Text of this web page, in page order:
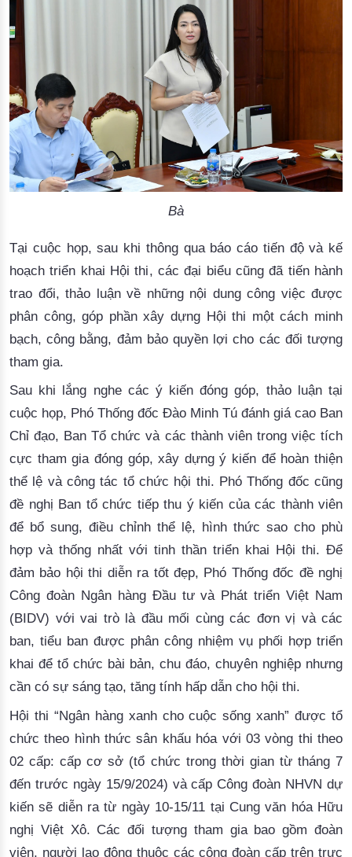
Bà
Tại cuộc họp, sau khi thông qua báo cáo tiến độ và kế
hoạch triển khai Hội thi, các đại biểu cũng đã
trao đổi, thảo luận về những nội dung công việc được
phân công, góp phần xây dựng Hội thi một cách minh
bạch, công bằng, đảm bảo quyền lợi cho các đối tượng
tham gia.
Sau khi lắng nghe các ý kiến đóng góp, thảo luận tại
cuộc họp, Phó Thống đốc Đào Minh Tú đánh giá cao Ban
Chỉ đạo, Ban Tổ chức và các thành viên trong việc tích
cực tham gia đóng góp, xây dựng ý kiến để hoàn thiện
thể lệ và công tác tổ chức hội thi. Phó Thống đốc cũng
đề nghị Ban tổ chức tiếp thu ý kiến của các thành viên
để bổ sung, điều chỉnh thể lệ, hình thức sao cho phù
hợp và thống nhất với tinh thần triển khai Hội thi. Để
Công đoàn Ngân hàng Đầu tư và Phát triển Việt Nam
(BIDV) với vai trò là đầu mối cùng các đơn vị và các
ban, tiểu ban được phân công nhiệm vụ phối hợp triển
khai để tổ chức bài bản, chu đáo, chuyên nghiệp nhưng
cần có sự sáng tạo, tăng tính hấp dẫn cho hội thi.
Hội thi “Ngân hàng xanh cho cuộc sống xanh” được tổ
chức theo hình thức sân khấu hóa với 03 vòng thi theo
02 cấp: cấp cơ sở (tổ chức trong thời gian từ tháng 7
đến trước ngày 15/9/2024) và cấp Công đoàn NHVN dự
kiến sẽ diễn ra từ ngày 10-15/11 tại Cung văn hóa Hữu
nghị Việt Xô. Các đối tượng tham gia bao gồm đoàn
viên, người lao động thuộc các công đoàn cấp trên trực